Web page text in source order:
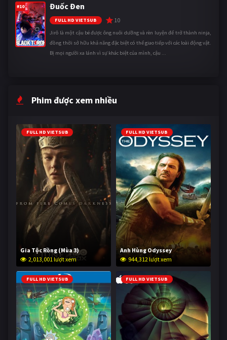
#10 Đuốc Đen
FULL HD VIETSUB 10
Jirô là một cậu bé được ông nuôi dưỡng và rèn luyện để trở thành ninja,
đồng thời sở hữu khả năng đặc biệt có thể giao tiếp với các loài động vật.
Bị mọi người xa lánh vì sự khác biệt của mình, cậu ...
Phim được xem nhiều
FULL HD VIETSUB
Gia Tộc Rồng (Mùa 3)
2,013,001 lượt xem
FULL HD VIETSUB
Anh Hùng Odyssey
944,312 lượt xem
FULL HD VIETSUB FULL HD VIETSUB